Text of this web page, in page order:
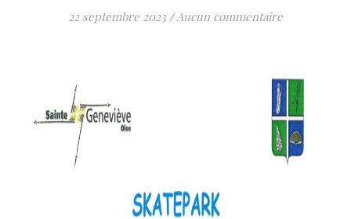
22 septembre 2023 /Aucun commentaire